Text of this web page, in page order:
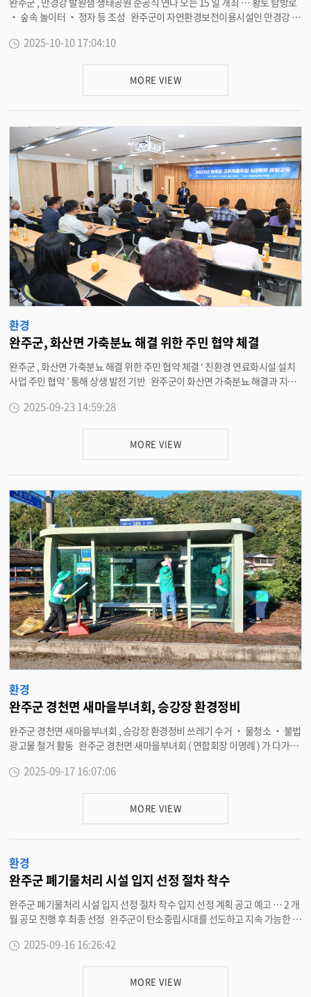
‧ 숲속 놀이터 ‧ 정자 등 조성 완주군이 자연환경보전이용시설인 만경강 발
최한다 . 만경강 발원샘 생태공원 조성사업은 만경강의 시작인 발원샘의 의미
계자들이 참석해 사업 경과보고 , 기념사 , 축사 , 테이프 커팅 등이 진행될 예정
이다 . 유희태 완주군수는 “ 이번 준공은 만경강 발원샘의 정체성을 확립하고
며 기대감을 밝혔다 . <담당부서 자원순환과 290-2662>
2025-10-10 17:04:10
MORE VIEW
환경
완주군, 화산면 가축분뇨 해결 위한 주민 협약 체결
완주군 , 화산면 가축분뇨 해결 위한 주민 협약 체결 ‘ 친환경 연료화시설 설치
사업 주민 협약 ’ 통해 상생 발전 기반 완주군이 화산면 가축분뇨 해결과 지역
의실에서 화산면 운곡리 수실 · 돈의 · 부현마을 주민 , 전주김제완주축산업협
히 제기돼 왔다 . 완주군은 이 문제를 근본적으로 해결하기 위해 2024 년 3 월
전북특자도 컨소시엄 규제특례 사업으로 선정된 전주김제완주축협 주관의 친
환경 연료화시설 설치사업을 적극 추진해왔다 . 이 사업은 하루 120 톤의 우분
을 처리할 수 있는 고체연료 생산시설을 화산면 운곡리 421 번지 일원에 설치
하는 것으로 , 총사업비 318 억 원을 투입해 내년 하반기 착공 후 2029 년 준공
을 목표로 하고 있다 . 완주군은 지난 1 년간 10 여 차례의 지속발전협의회를
열고 수차례 주민 설명회를 개최하며 , 사업 부지 선정에서부터 악취 저감 대책
과 지원 방안까지 꼼꼼하게 논의해왔다 . 이번 협약에는 그동안의 협의 결과가
담겼다 . 완주군은 수실 · 돈의 · 부현마을을 위한 지원사업을 추진하고 , 도로
포장 등 마을 도로 개선 사업도 병행하기로 했다 . 이를 통해 사업 추진에 따른
주민 불편을 최소화하고 마을 발전을 돕겠다는 방침이다 . 전주김제완주축협
은 대기방지시설을 정기적으로 점검하고 주민들이 직접 참관할 수 있도록 해
시설 운영의 투명성을 높이는 한편 , 퇴비 무료 지원과 마을 발전기금 조성 등
주민 지원에 적극 나서기로 했다 . 또한 , 시설 준공 이후에도 지속발전협의회
를 연 2 회 이상 운영해 사업 진행 상황을 공유하고 추가 지원 방안을 지속적으
로 논의하기로 합의했다 . 완주군은 이번 협약 체결을 통해 그동안 제기돼 온
가축분뇨 처리 문제를 해결하고 마을 간 갈등을 완화하게 됐다 . 유희태 완주
군수는 “ 이번 협약은 행정과 축협 , 그리고 마을 주민들이 오랜 시간 논의와 협
의 우려를 덜고 지역의 발전으로 이어질 수 있도록 최선을 다하겠다 ” 고 밝혔
2025-09-23 14:59:28
MORE VIEW
환경
완주군 경천면 새마을부녀회, 승강장 환경정비
완주군 경천면 새마을부녀회 , 승강장 환경정비 쓰레기 수거 ‧ 물청소 ‧ 불법
광고물 철거 활동 완주군 경천면 새마을부녀회 ( 연합회장 이명례 ) 가 다가오
을부녀회원들은 승강장 주변의 방치된 쓰레기 수거 , 물청소를 통한 청결 유지
터 시작된 정비 활동에도 회원들이 적극 참여해 깨끗한 경천면 만들기에 앞장
여한 새마을 부녀회장님들께 감사드린다 ” 며 “ 더욱더 깨끗하고 아름다운 경
천면으로 가꾸기 위해 최선을 다하겠다 ” 고 말했다 . <담당부서 경천면 290-
3776>
2025-09-17 16:07:06
MORE VIEW
환경
완주군 폐기물처리 시설 입지 선정 절차 착수
완주군 폐기물처리 시설 입지 선정 절차 착수 입지 선정 계획 공고 예고 … 2 개
월 공모 진행 후 최종 선정 완주군이 탄소중립시대를 선도하고 지속 가능한 미
은매립장 및 완주군 내 사업장 폐기물을 처리할 폐기물 매립시설의 신규 입지
2025-09-16 16:26:42
MORE VIEW